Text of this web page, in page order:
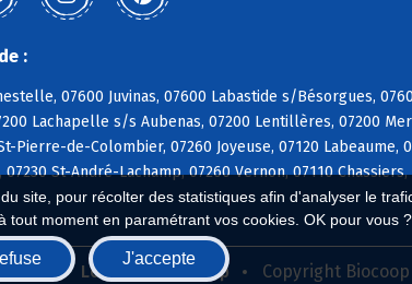
site, pour récolter des statistiques afin d'analyser le
moment en paramétrant vos cookies. OK pour vous ?
J'accepte
:
07600 Juvinas, 07600 Labastide s/Bésorgues,
Lachapelle s/s Aubenas, 07200 Lentillères, 07200
de-Colombier, 07260 Joyeuse, 07120 Labeaume,
St-André-Lachamp, 07260 Vernon, 07110 Chassiers,
Le réseau Biocoop Copyright Biocoop